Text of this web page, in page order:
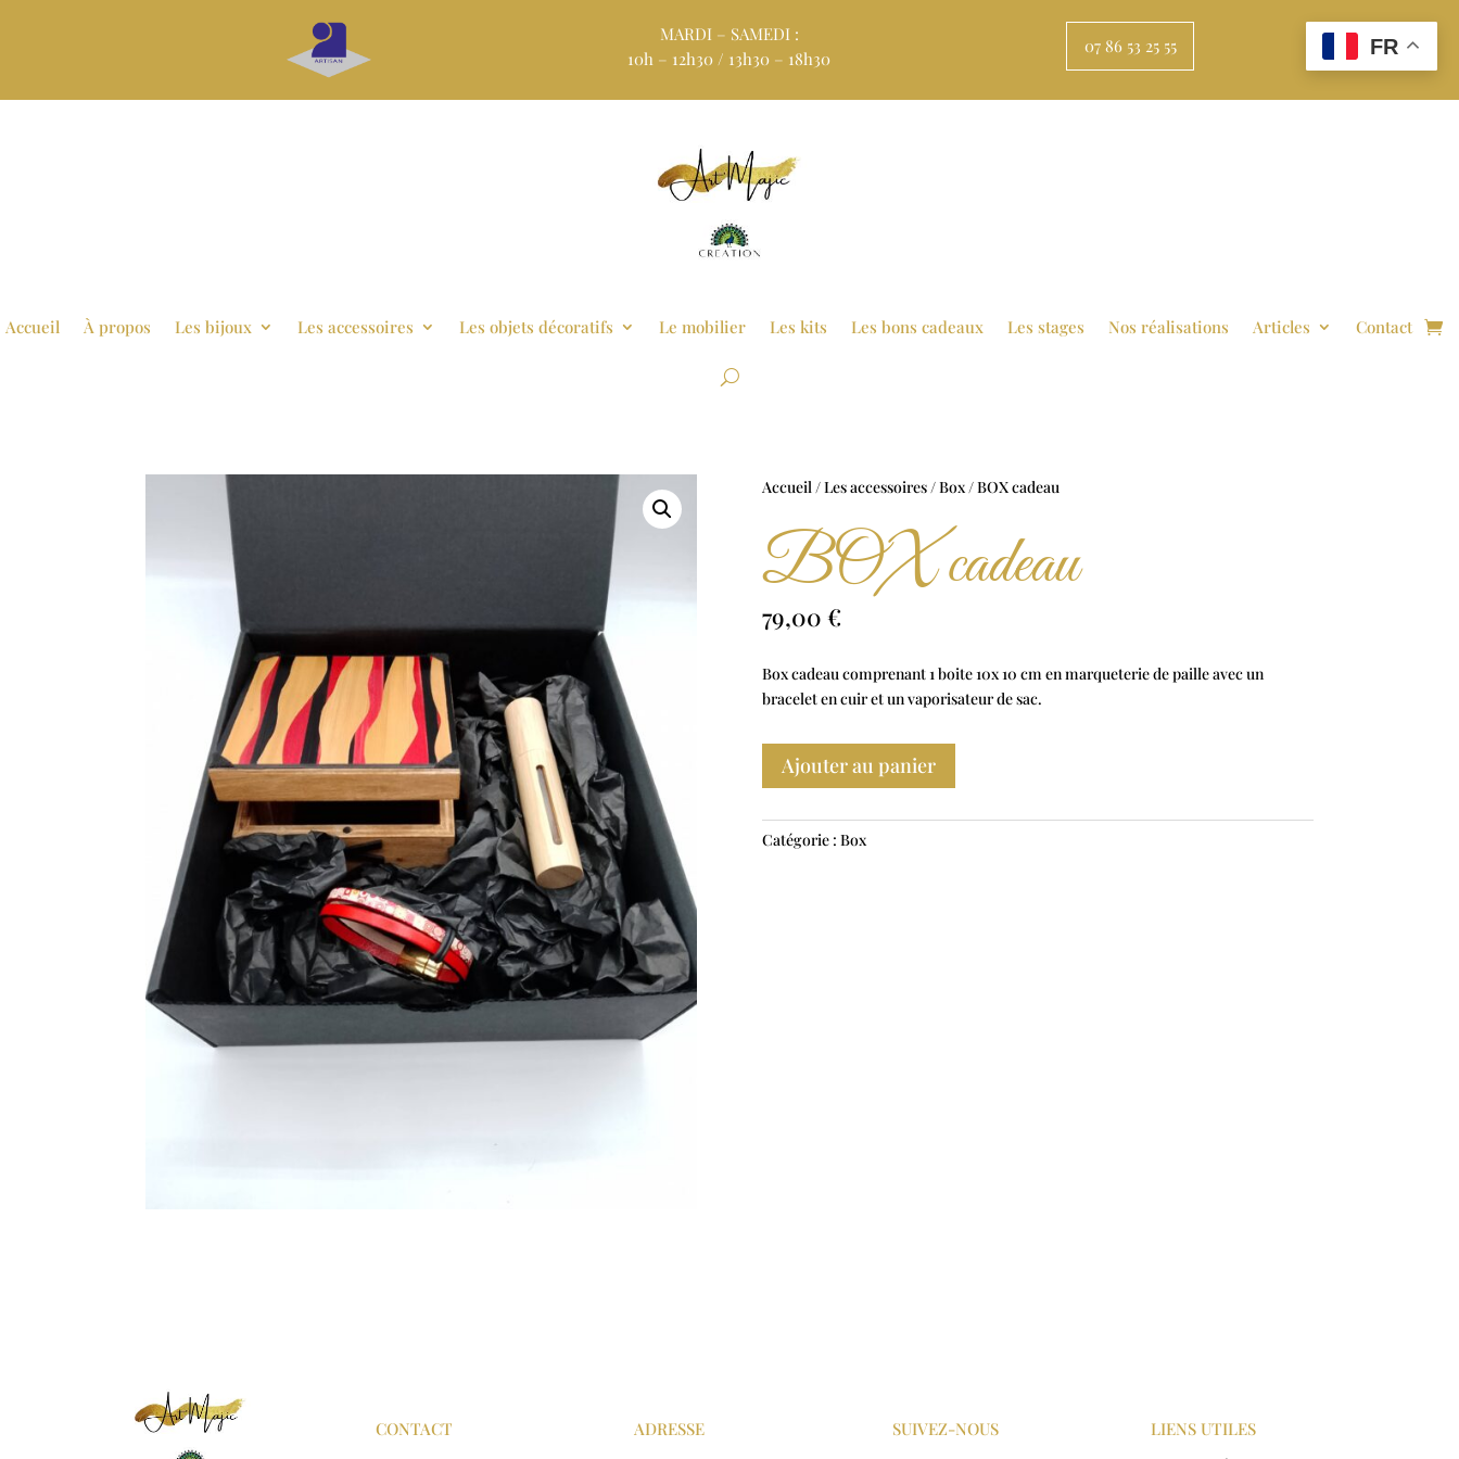
MARDI – SAMEDI :
10h – 12h30 / 13h30 – 18h30
07 86 53 25 55
Accueil À propos Les bijoux Les accessoires Les objets décoratifs Le mobilier Les kits Les bons cadeaux Les stages Nos réalisations Articles Contact
Accueil/Les accessoires/Box/ BOX cadeau
BOX cadeau
79,00 €
Box cadeau comprenant 1 boite 10x 10 cm en marqueterie de paille avec un
bracelet en cuir et un vaporisateur de sac.
Ajouter au panier
Catégorie : Box
CONTACT ADRESSE SUIVEZ-NOUS LIENS UTILES
FR